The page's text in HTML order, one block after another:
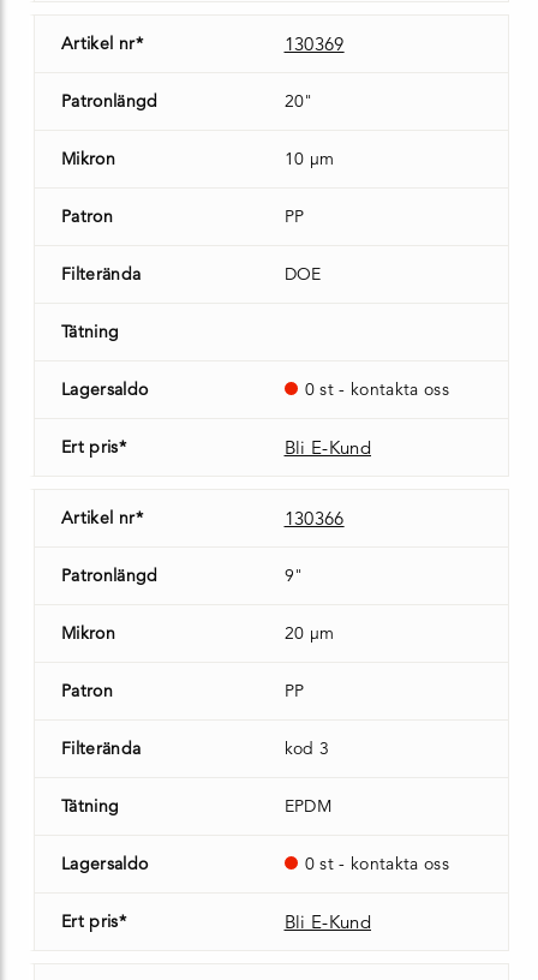
Artikel nr* 130369
Patronlängd 20"
Mikron 10 µm
Patron PP
Filterända DOE
Tätning
Lagersaldo 0 st - kontakta oss
Ert pris* Bli E-Kund
Artikel nr* 130366
Patronlängd 9"
Mikron 20 µm
Patron PP
Filterända kod 3
Tätning EPDM
Lagersaldo 0 st - kontakta oss
Ert pris* Bli E-Kund